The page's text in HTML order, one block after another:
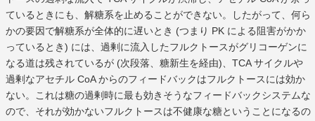
ているときにも、解糖系を止めることができない。したがって、何ら
かの要因で解糖系が全体的に遅いとき (つまり PK による阻害がかか
っているとき) には、過剰に流入したフルクトースがグリコーゲンに
なる道は残されているが (次段落、糖新生を経由)、TCA サイクルや
過剰なアセチル CoA からのフィードバックはフルクトースには効か
ない。これは糖の過剰時に最も効きそうなフィードバックシステムな
ので、それが効かないフルクトースは不健康な糖ということになるの